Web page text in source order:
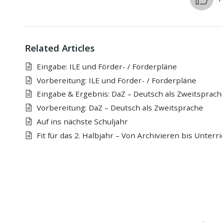
Related Articles
Eingabe: ILE und Förder- / Forderpläne
Vorbereitung: ILE und Förder- / Forderpläne
Eingabe & Ergebnis: DaZ – Deutsch als
Vorbereitung: DaZ – Deutsch als Zweitsprache
Auf ins nächste Schuljahr
Fit für das 2. Halbjahr – Von Archivieren bis